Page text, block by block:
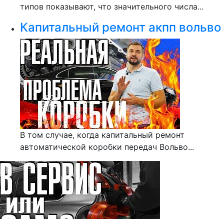
типов показывают, что значительного числа...
Капитальный ремонт акпп вольво
В том случае, когда капитальный ремонт
автоматической коробки передач Вольво...